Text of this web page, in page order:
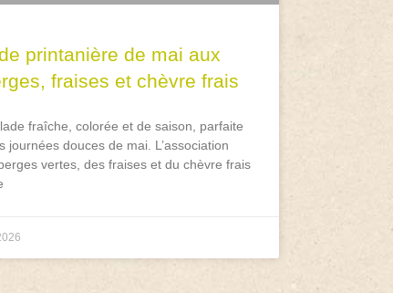
printanière de mai aux
fraises et chèvre frais
fraîche, colorée et de saison, parfaite
journées douces de mai. L’association
vertes, des fraises et du chèvre frais